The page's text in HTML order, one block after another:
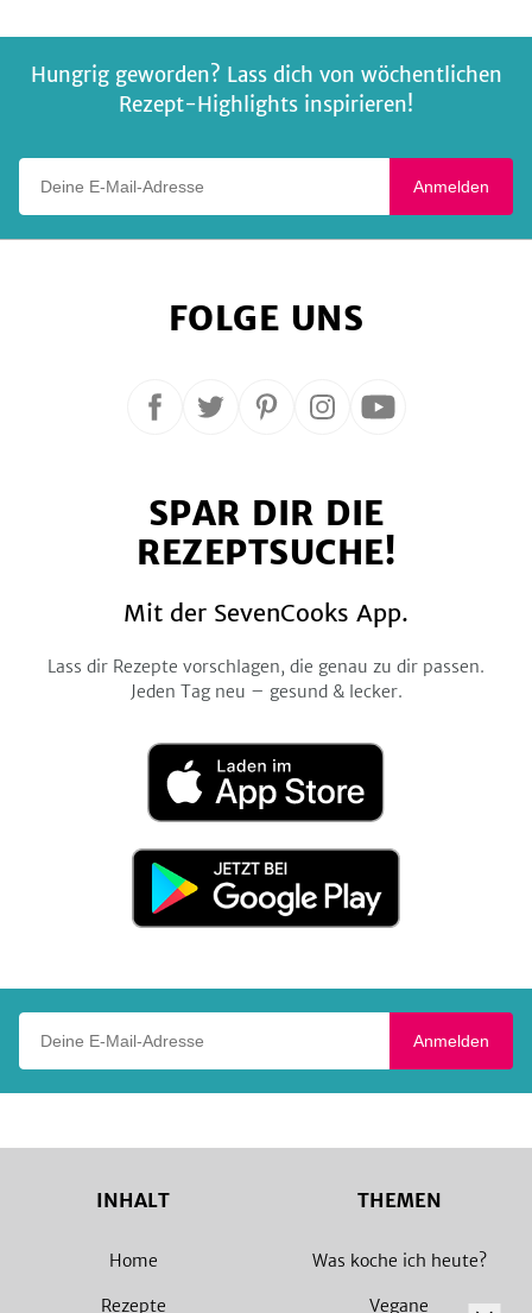
Hungrig geworden? Lass dich von wöchentlichen
Rezept-Highlights inspirieren!
Anmelden
FOLGE UNS
Folge
Facebook
Folge
Twitter
Folge
Pinterest
Folge
Instagram
Folge
YouTube
SPAR DIR DIE
REZEPTSUCHE!
Mit der SevenCooks App.
Lass dir Rezepte vorschlagen, die genau zu dir passen.
Jeden Tag neu – gesund & lecker.
Laden
im
App
Jetzt
Google
Anmelden
INHALT
Home
Rezepte
THEMEN
Was koche ich heute?
Vegane